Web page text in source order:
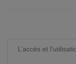
L’accès et